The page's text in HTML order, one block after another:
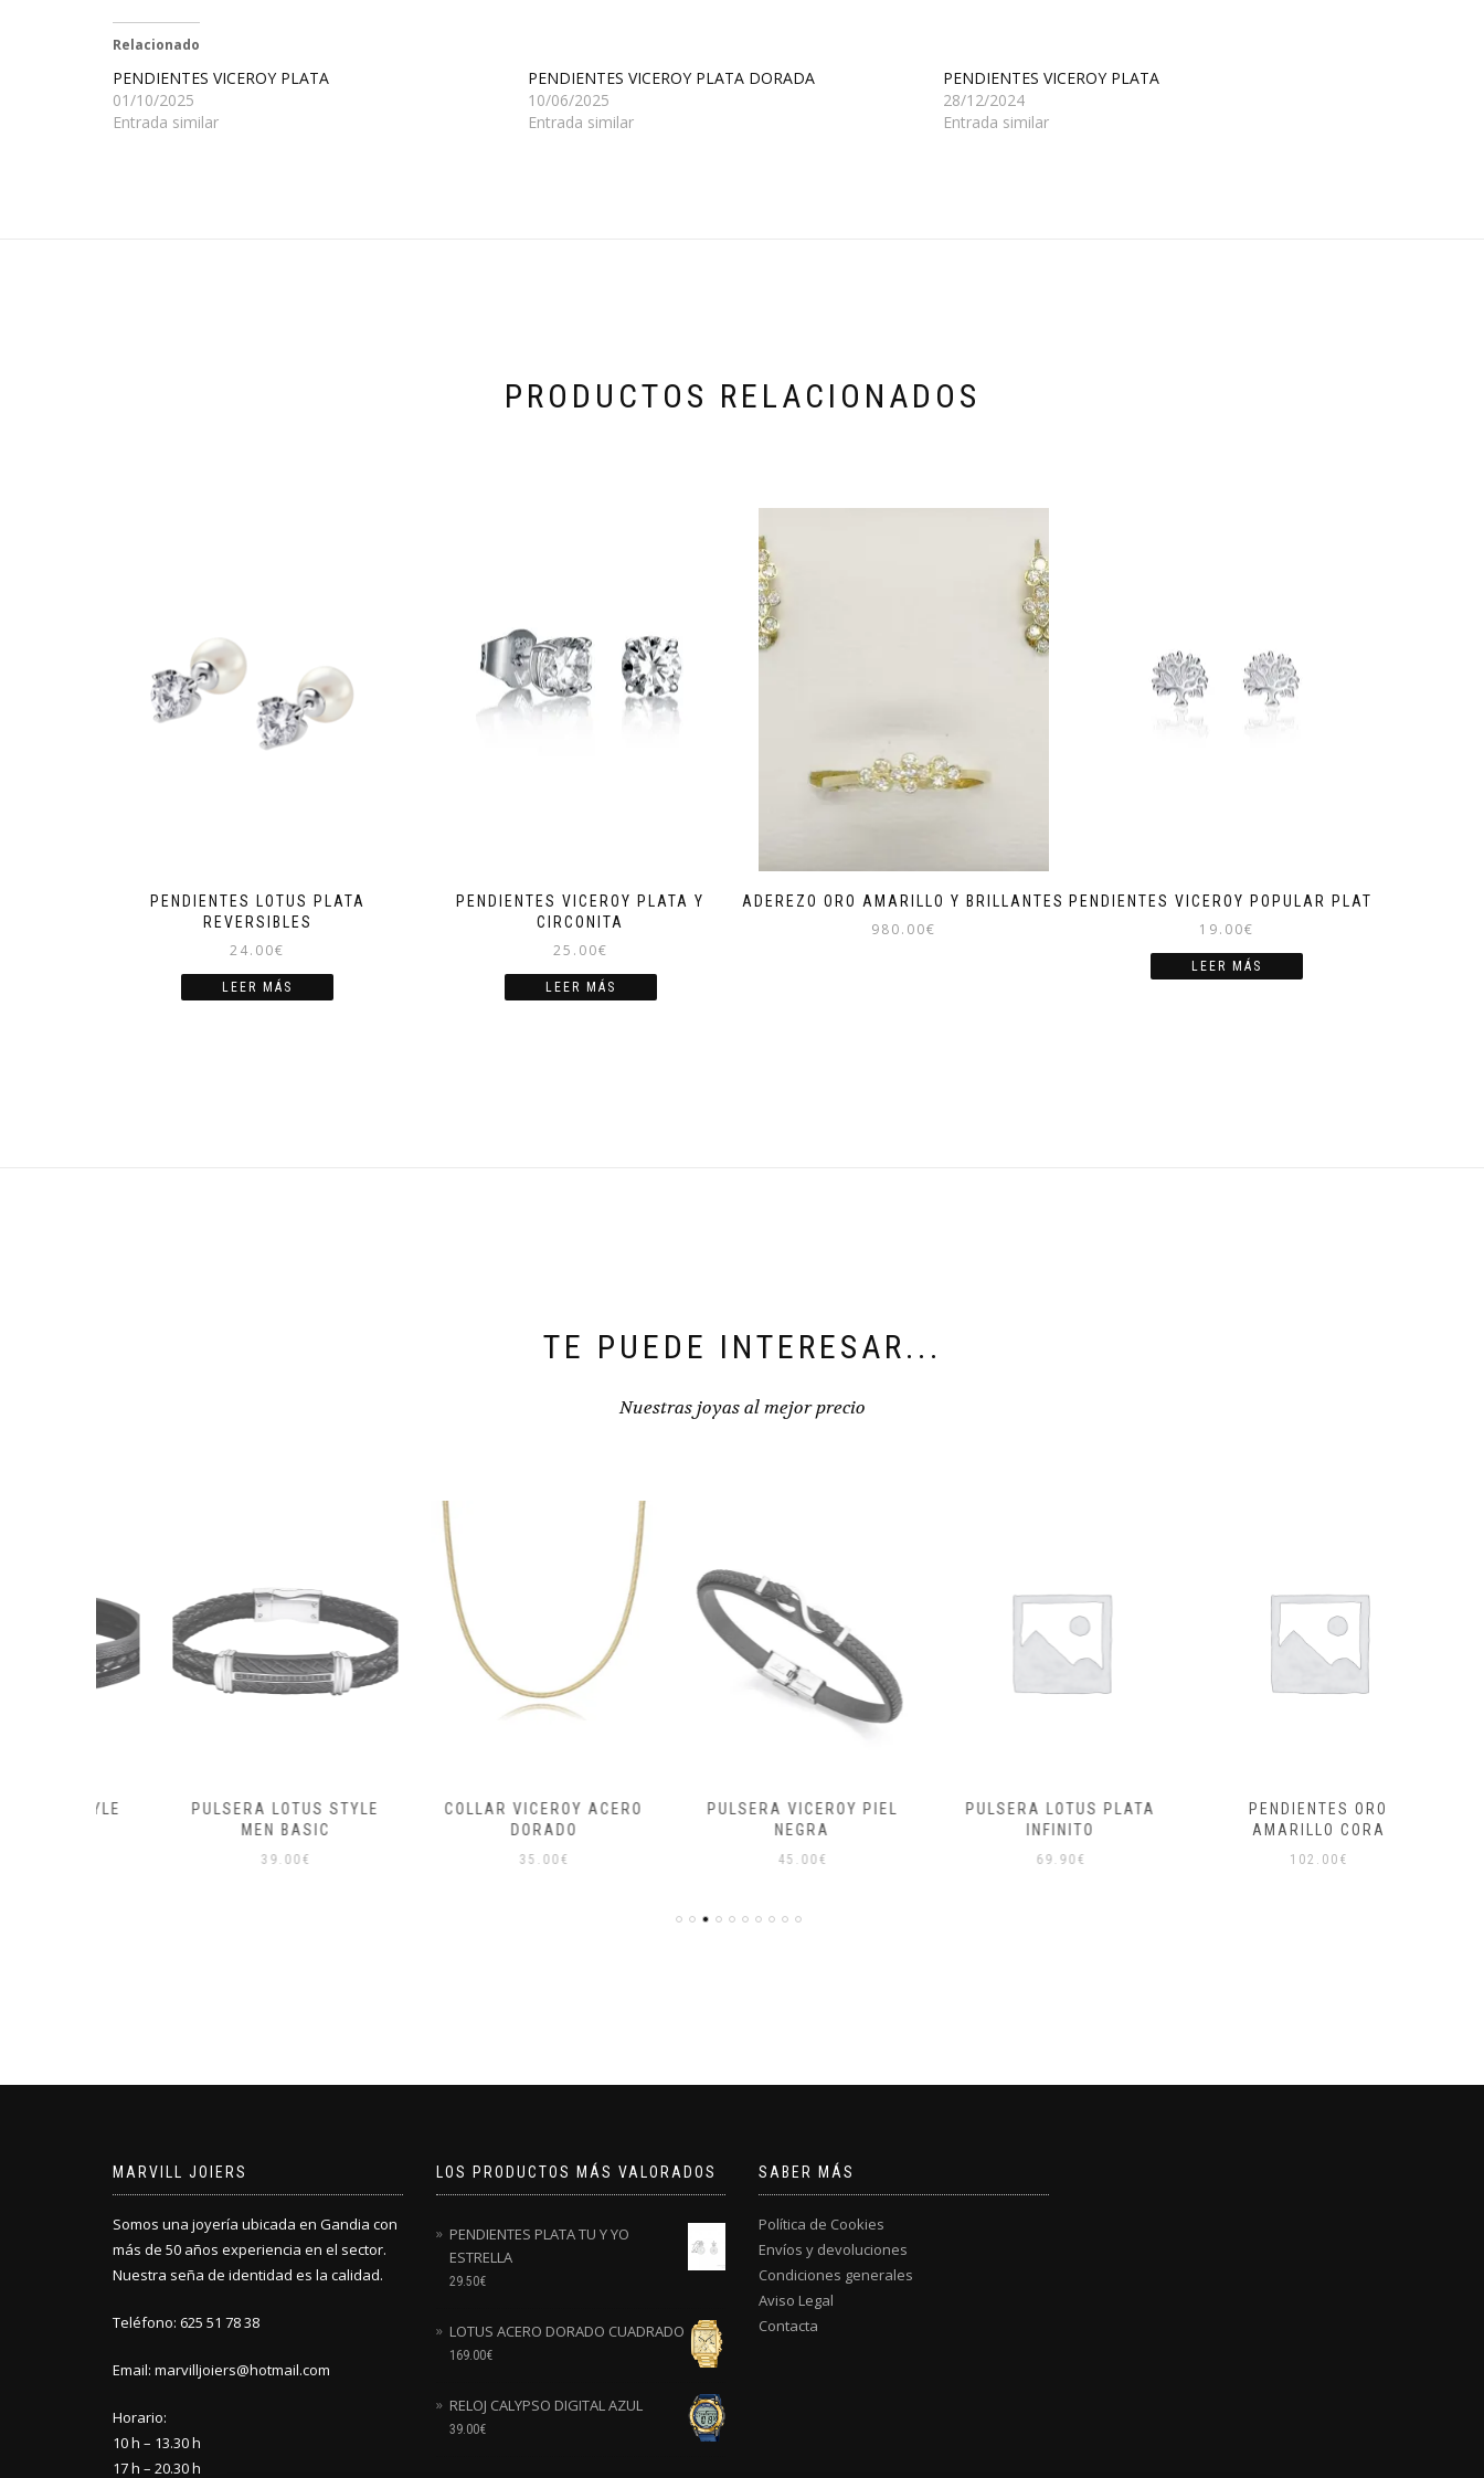
Relacionado
PENDIENTES VICEROY PLATA
01/10/2025
Entrada similar
PENDIENTES VICEROY PLATA DORADA
10/06/2025
Entrada similar
PENDIENTES VICEROY PLATA
28/12/2024
Entrada similar
PRODUCTOS RELACIONADOS
PENDIENTES LOTUS PLATA
REVERSIBLES
24.00€
LEER MÁS
PENDIENTES VICEROY PLATA Y
CIRCONITA
25.00€
LEER MÁS
ADEREZO ORO AMARILLO Y BRILLANTES
980.00€
PENDIENTES VICEROY POPULAR PLATA
19.00€
LEER MÁS
TE PUEDE INTERESAR...
Nuestras joyas al mejor precio
PULSERA LOTUS STYLE
MEN BASIC
COLLAR VICEROY ACERO
DORADO
PULSERA VICEROY PIEL
PULSERA LOTUS PLATA
INFINITO
PENDIENTES ORO
AMARILLO CORA
MARVILL JOIERS
Somos una joyería ubicada en Gandia con
más de 50 años experiencia en el sector.
Nuestra seña de identidad es la calidad.
Teléfono: 625 51 78 38
Email: marvilljoiers@hotmail.com
Horario:
10 h – 13.30 h
17 h – 20.30 h
LOS PRODUCTOS MÁS VALORADOS
PENDIENTES PLATA TU Y YO
ESTRELLA
29.50€
LOTUS ACERO DORADO CUADRADO
169.00€
RELOJ CALYPSO DIGITAL AZUL
39.00€
SABER MÁS
Política de Cookies
Envíos y devoluciones
Condiciones generales
Aviso Legal
Contacta